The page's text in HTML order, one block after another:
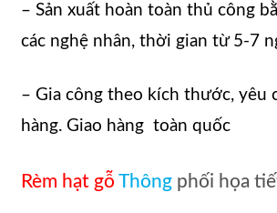
– Sản xuất hoàn toàn thủ công
các nghệ nhân, thời gian từ 5-7
– Gia công theo kích thước, yêu
hàng. Giao hàng toàn quốc
Rèm hạt gỗ Thông phối họa